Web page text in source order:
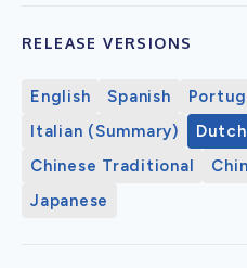
RELEASE VERSIONS
English Spanish
Italian (Summary)
Chinese Traditional
Japanese